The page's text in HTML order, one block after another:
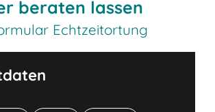
beraten lassen
Echtzeitortung